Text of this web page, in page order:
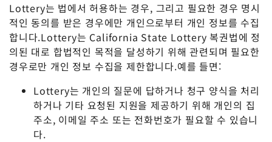
Lottery는 법에서 허용하는 경우, 그리고 필요한 경우 명시
적인 동의를 받은 경우에만 개인으로부터 개인 정보를 수집
합니다.Lottery는 California State Lottery 복권법에 정
의된 대로 합법적인 목적을 달성하기 위해 관련되며 필요한
경우로만 개인 정보 수집을 제한합니다.예를 들면:
Lottery는 개인의 질문에 답하거나 청구 양식을 처리
하거나 기타 요청된 지원을 제공하기 위해 개인의 집
주소, 이메일 주소 또는 전화번호가 필요할 수 있습니
다.